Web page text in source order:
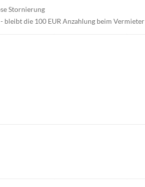
Stornierung
bleibt die 100 EUR Anzahlung beim Vermieter